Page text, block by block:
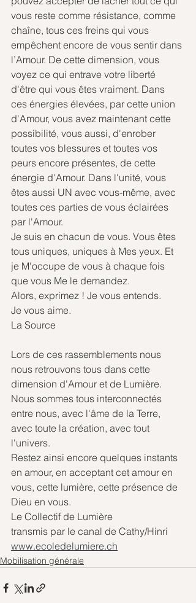
vous reste comme résistance, comme
chaîne, tous ces freins qui vous
empêchent encore de vous sentir dans
l’Amour. De cette dimension, vous
voyez ce qui entrave votre liberté
d'être qui vous êtes vraiment. Dans
ces énergies élevées, par cette union
d'Amour, vous avez maintenant cette
possibilité, vous aussi, d'enrober
toutes vos blessures et toutes vos
peurs encore présentes, de cette
énergie d'Amour. Dans l'unité, vous
êtes aussi UN avec vous-même, avec
toutes ces parties de vous éclairées
par l'Amour.
Je suis en chacun de vous. Vous êtes
tous uniques, uniques à Mes yeux. Et
je M'occupe de vous à chaque fois
que vous Me le demandez.
Alors, exprimez ! Je vous entends.
Je vous aime.
La Source
Lors de ces rassemblements nous
nous retrouvons tous dans cette
dimension d'Amour et de Lumière.
Nous sommes tous interconnectés
entre nous, avec l'âme de la Terre,
avec toute la création, avec tout
l'univers.
Restez ainsi encore quelques instants
en amour, en acceptant cet amour en
vous, cette lumière, cette présence de
Dieu en vous.
Le Collectif de Lumière
transmis par le canal de Cathy/Hinri
www.ecoledelumiere.ch
Mobilisation générale